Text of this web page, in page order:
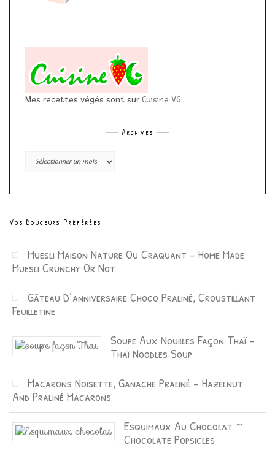
Mes recettes végés sont sur Cuisine VG
Archives
Archives
Vos Douceurs Préférées
Muesli Maison Nature Ou Craquant – Home Made
Muesli Crunchy Or Not
Gâteau D’anniversaire Choco Praliné, Croustillant
Feuilletine
Soupe Aux Nouilles Façon Thaï –
Thaï Noodles Soup
Macarons Noisette, Ganache Praliné – Hazelnut
And Praliné Macarons
Esquimaux Au Chocolat ~
Chocolate Popsicles